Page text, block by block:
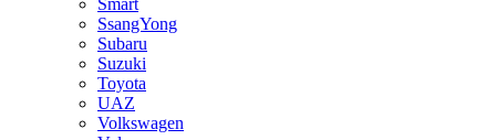
Smart
SsangYong
Subaru
Suzuki
Toyota
UAZ
Volkswagen